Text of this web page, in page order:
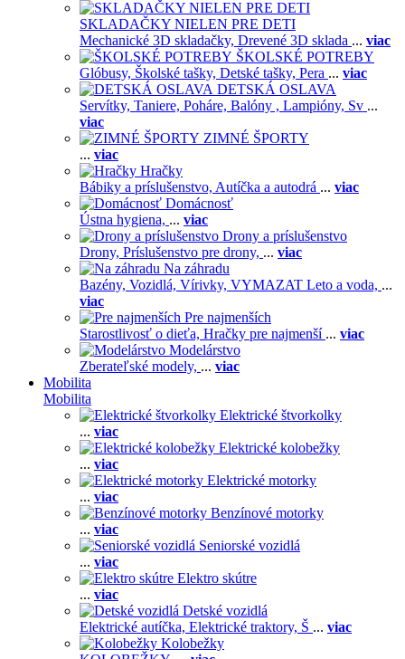
SKLADAČKY NIELEN PRE DETI
Mechanické 3D skladačky, Drevené 3D sklada ... viac
ŠKOLSKÉ POTREBY
Glóbusy, Školské tašky, Detské tašky, Pera ... viac
DETSKÁ OSLAVA
Servítky, Taniere, Poháre, Balóny , Lampióny, Sv ...
viac
ZIMNÉ ŠPORTY
... viac
Hračky
Bábiky a príslušenstvo, Autíčka a autodrá ... viac
Domácnosť
Ústna hygiena, ... viac
Drony a príslušenstvo
Drony, Príslušenstvo pre drony, ... viac
Na záhradu
Bazény, Vozidlá, Vírivky, VYMAZAT Leto a voda, ...
viac
Pre najmenších
Starostlivosť o dieťa, Hračky pre najmenší ... viac
Modelárstvo
Zberateľské modely, ... viac
Mobilita
Mobilita
Elektrické štvorkolky
... viac
Elektrické kolobežky
... viac
Elektrické motorky
... viac
Benzínové motorky
... viac
Seniorské vozidlá
... viac
Elektro skútre
... viac
Detské vozidlá
Elektrické autíčka, Elektrické traktory, Š ... viac
Kolobežky